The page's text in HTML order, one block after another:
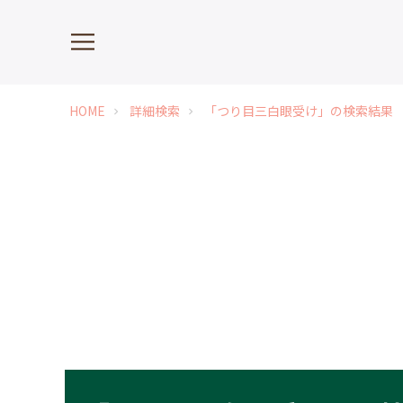
HOME chevron_right 詳細検索 chevron_right 「つり目三白眼受け」の検索結果